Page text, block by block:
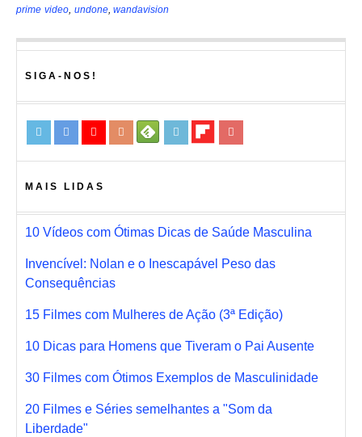
prime video, undone,wandavision
SIGA-NOS!
MAIS LIDAS
10 Vídeos com Ótimas Dicas de Saúde Masculina
Invencível: Nolan e o Inescapável Peso das
Consequências
15 Filmes com Mulheres de Ação (3ª Edição)
10 Dicas para Homens que Tiveram o Pai Ausente
30 Filmes com Ótimos Exemplos de Masculinidade
20 Filmes e Séries semelhantes a "Som da
Liberdade"